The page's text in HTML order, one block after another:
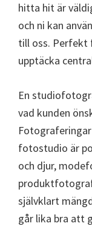
hitta hit är
och ni kan
till oss. Perfekt
upptäcka
En
vad kunden
fotostudio är
och djur,
självklart
går lika bra att